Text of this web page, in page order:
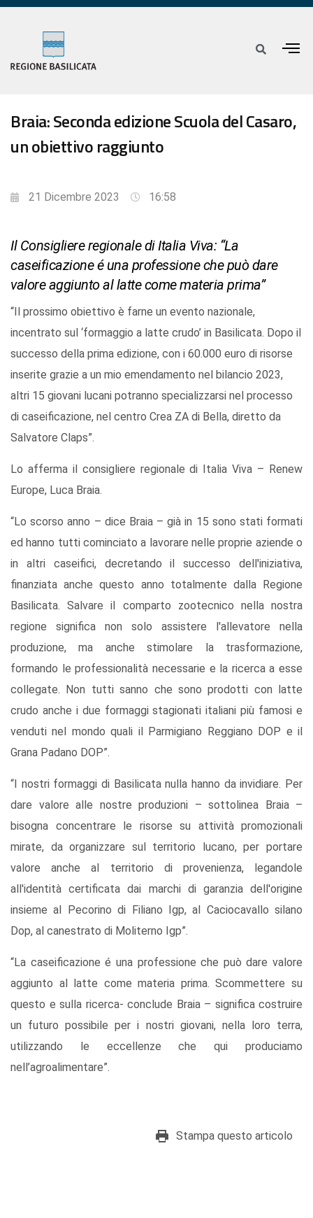
Braia: Seconda edizione Scuola del Casaro,
un obiettivo raggiunto
21 Dicembre 2023 16:58
Il Consigliere regionale di Italia Viva: “La
caseificazione é una professione che può dare
valore aggiunto al latte come materia prima”
“Il prossimo obiettivo è farne un evento nazionale,
incentrato sul ‘formaggio a latte crudo’ in Basilicata. Dopo il
successo della prima edizione, con i 60.000 euro di risorse
inserite grazie a un mio emendamento nel bilancio 2023,
altri 15 giovani lucani potranno specializzarsi nel processo
di caseificazione, nel centro Crea ZA di Bella, diretto da
Salvatore Claps”.
Lo afferma il consigliere regionale di Italia Viva – Renew
Europe, Luca Braia.
“Lo scorso anno – dice Braia – già in 15 sono stati formati
ed hanno tutti cominciato a lavorare nelle proprie aziende o
in altri caseifici, decretando il successo dell'iniziativa,
finanziata anche questo anno totalmente dalla Regione
Basilicata. Salvare il comparto zootecnico nella nostra
regione significa non solo assistere l'allevatore nella
produzione, ma anche stimolare la trasformazione,
formando le professionalità necessarie e la ricerca a esse
collegate. Non tutti sanno che sono prodotti con latte
crudo anche i due formaggi stagionati italiani più famosi e
venduti nel mondo quali il Parmigiano Reggiano DOP e il
Grana Padano DOP”.
“I nostri formaggi di Basilicata nulla hanno da invidiare. Per
dare valore alle nostre produzioni – sottolinea Braia –
bisogna concentrare le risorse su attività promozionali
mirate, da organizzare sul territorio lucano, per portare
valore anche al territorio di provenienza, legandole
all'identità certificata dai marchi di garanzia dell'origine
insieme al Pecorino di Filiano Igp, al Caciocavallo silano
Dop, al canestrato di Moliterno Igp”.
“La caseificazione é una professione che può dare valore
aggiunto al latte come materia prima. Scommettere su
questo e sulla ricerca- conclude Braia – significa costruire
un futuro possibile per i nostri giovani, nella loro terra,
utilizzando le eccellenze che qui produciamo
nell’agroalimentare”.
Stampa questo articolo